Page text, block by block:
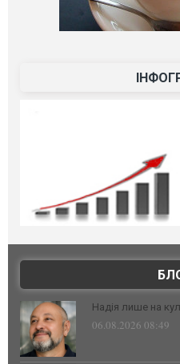
Надія лише на
06.08.2026 08:49